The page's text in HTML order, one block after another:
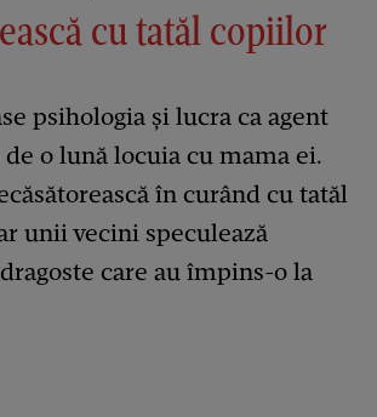
cu tatăl copiilor
psihologia și lucra ca agent
o lună locuia cu mama ei.
în curând cu tatăl
unii vecini speculează
care au împins-o la